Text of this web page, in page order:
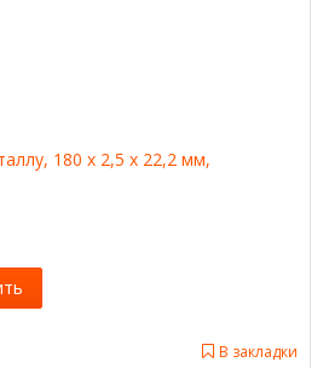
180 х 2,5 х 22,2 мм,
В закладки